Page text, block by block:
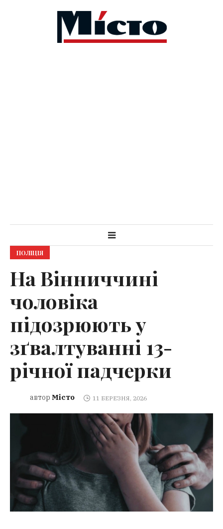
ПОЛІЦІЯ
На Вінниччині
чоловіка
підозрюють у
зґвалтуванні 13-
річної падчерки
автор Місто 11 БЕРЕЗНЯ, 2026